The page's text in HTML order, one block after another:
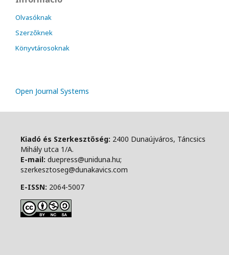
Olvasóknak
Szerzőknek
Könyvtárosoknak
Open Journal Systems
Kiadó és Szerkesztőség: 2400 Dunaújváros, Táncsics
Mihály utca 1/A.
E-mail: duepress@uniduna.hu;
szerkesztoseg@dunakavics.com
E-ISSN: 2064-5007